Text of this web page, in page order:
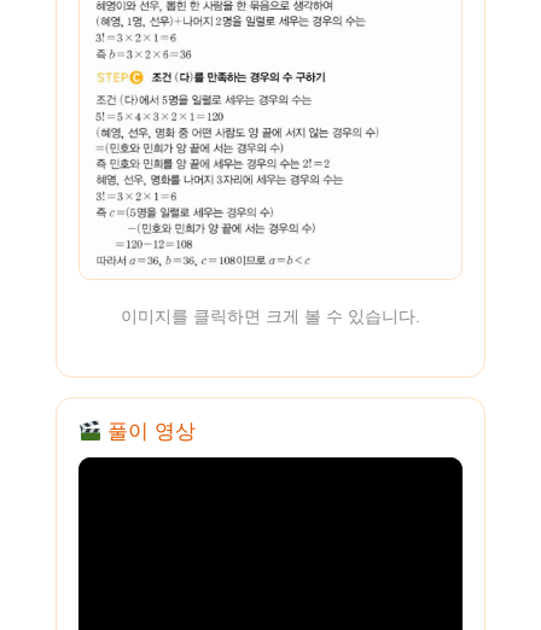
이미지를 클릭하면 크게 볼 수 있습니다.
풀이 영상